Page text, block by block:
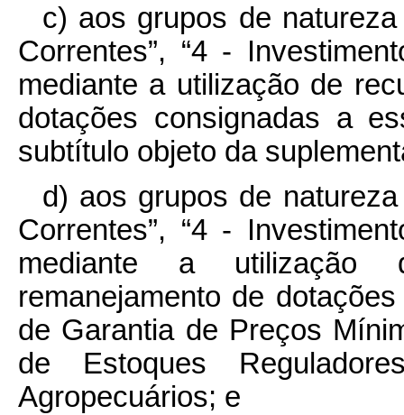
c) aos grupos de
Correntes”, “4 -
mediante a utilização de
dotações consignadas a
subtítulo objeto da
d) aos grupos de
Correntes”, “4 -
mediante a utilização
remanejamento de
de Garantia de Preços
de Estoques
Agropecuários; e